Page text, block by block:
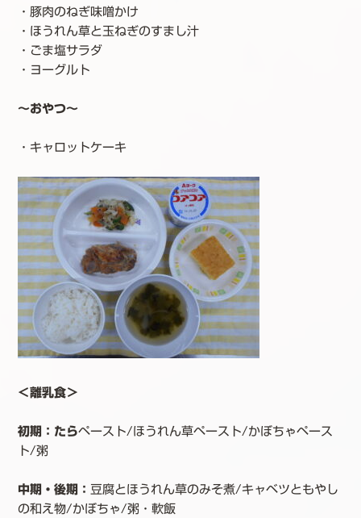
・豚肉のねぎ味噌かけ
・ほうれん草と玉ねぎのすまし汁
・ごま塩サラダ
・ヨーグルト
～おやつ～
・キャロットケーキ
＜離乳食＞
初期：たらペースト/ほうれん草ペースト/かぼちゃペース
ト/粥
中期・後期： 豆腐とほうれん草のみそ煮/キャベツともやし
の和え物/かぼちゃ/粥・軟飯